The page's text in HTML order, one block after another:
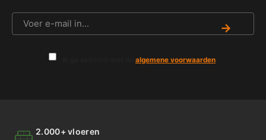
→
algemene voorwaarden
2.000+ vloeren